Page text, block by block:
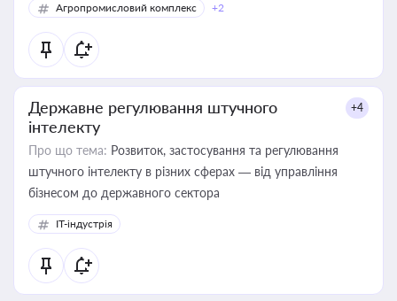
Агропромисловий комплекс
+2
Державне регулювання штучного
інтелекту
+4
Про що тема: Розвиток, застосування та регулювання
штучного інтелекту в різних сферах — від управління
бізнесом до державного сектора
IT-індустрія